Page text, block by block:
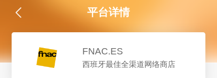
平台详情
FNAC.ES
西班牙最佳全渠道网络商店